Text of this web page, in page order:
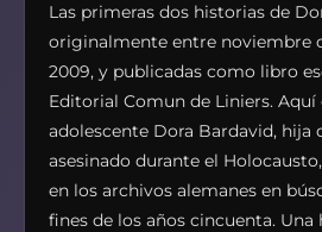
Las primeras dos historias de
originalmente entre noviembre
2009, y publicadas como libro
Editorial Comun de Liniers.
adolescente Dora Bardavid, hija
asesinado durante el
en los archivos alemanes en
fines de los años cincuenta. Una